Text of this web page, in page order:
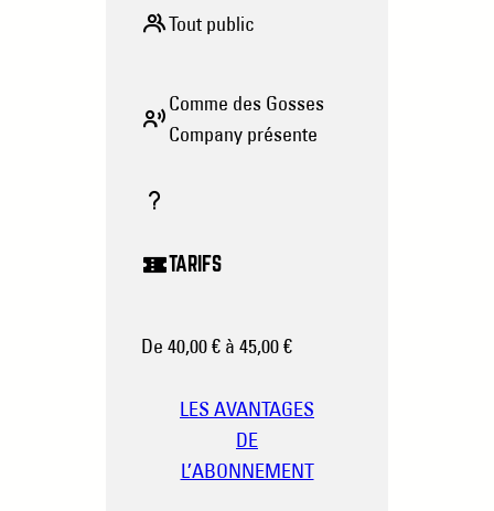
Tout public
Comme des Gosses
Company présente
TARIFS
De 40,00 € à 45,00 €
LES AVANTAGES
DE
L’ABONNEMENT